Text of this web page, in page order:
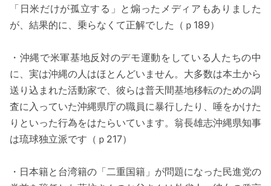
「日米だけが孤立する」と煽ったメディアもありました
が、結果的に、乗らなくて正解でした（ｐ189）
・沖縄で米軍基地反対のデモ運動をしている人たちの中
に、実は沖縄の人はほとんどいません。大多数は本土から
送り込まれた活動家で、彼らは普天間基地移転のための調
査に入っていた沖縄県庁の職員に暴行したり、唾をかけた
りといった行為をはたらいています。翁長雄志沖縄県知事
は琉球独立派です（ｐ217）
・日本籍と台湾籍の「二重国籍」が問題になった民進党の